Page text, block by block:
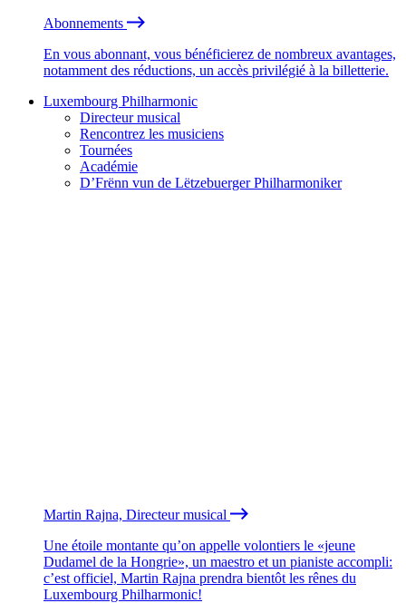
Abonnements
En vous abonnant, vous bénéficierez de nombreux avantages,
notamment des réductions, un accès privilégié à la billetterie.
Luxembourg Philharmonic
Directeur musical
Rencontrez les musiciens
Tournées
Académie
D’Frënn vun de Lëtzebuerger Philharmoniker
Martin Rajna, Directeur musical
Une étoile montante qu’on appelle volontiers le «jeune
Dudamel de la Hongrie», un maestro et un pianiste accompli:
c’est officiel, Martin Rajna prendra bientôt les rênes du
Luxembourg Philharmonic!